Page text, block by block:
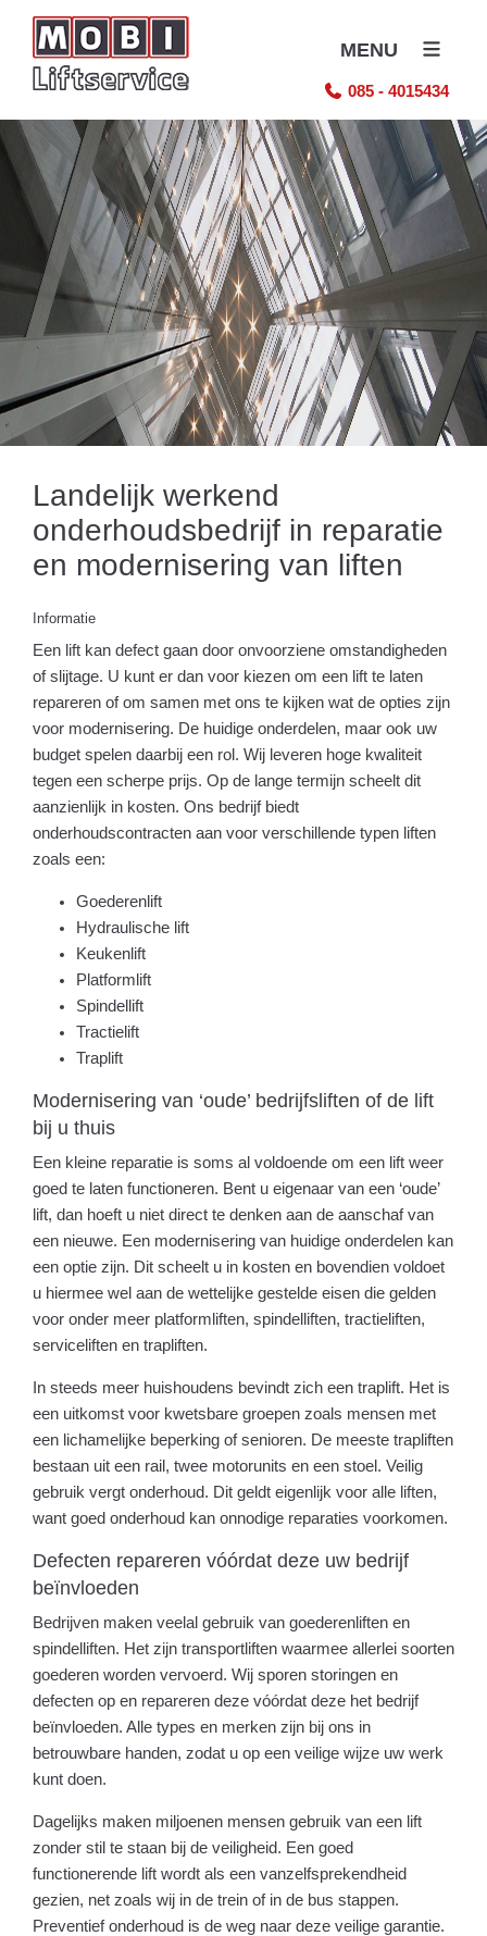
MENU
085 - 4015434
Landelijk werkend
onderhoudsbedrijf in reparatie
en modernisering van liften
Informatie
Een lift kan defect gaan door onvoorziene omstandigheden
of slijtage. U kunt er dan voor kiezen om een lift te laten
repareren of om samen met ons te kijken wat de opties zijn
voor modernisering. De huidige onderdelen, maar ook uw
budget spelen daarbij een rol. Wij leveren hoge kwaliteit
tegen een scherpe prijs. Op de lange termijn scheelt dit
aanzienlijk in kosten. Ons bedrijf biedt
onderhoudscontracten aan voor verschillende typen liften
zoals een:
Goederenlift
Hydraulische lift
Keukenlift
Platformlift
Spindellift
Tractielift
Traplift
Modernisering van ‘oude’ bedrijfsliften of de lift
bij u thuis
Een kleine reparatie is soms al voldoende om een lift weer
goed te laten functioneren. Bent u eigenaar van een ‘oude’
lift, dan hoeft u niet direct te denken aan de aanschaf van
een nieuwe. Een modernisering van huidige onderdelen kan
een optie zijn. Dit scheelt u in kosten en bovendien voldoet
u hiermee wel aan de wettelijke gestelde eisen die gelden
voor onder meer platformliften, spindelliften, tractieliften,
serviceliften en trapliften.
In steeds meer huishoudens bevindt zich een traplift. Het is
een uitkomst voor kwetsbare groepen zoals mensen met
een lichamelijke beperking of senioren. De meeste trapliften
bestaan uit een rail, twee motorunits en een stoel. Veilig
gebruik vergt onderhoud. Dit geldt eigenlijk voor alle liften,
want goed onderhoud kan onnodige reparaties voorkomen.
Defecten repareren vóórdat deze uw bedrijf
beïnvloeden
Bedrijven maken veelal gebruik van goederenliften en
spindelliften. Het zijn transportliften waarmee allerlei soorten
goederen worden vervoerd. Wij sporen storingen en
defecten op en repareren deze vóórdat deze het bedrijf
beïnvloeden. Alle types en merken zijn bij ons in
betrouwbare handen, zodat u op een veilige wijze uw werk
kunt doen.
Dagelijks maken miljoenen mensen gebruik van een lift
zonder stil te staan bij de veiligheid. Een goed
functionerende lift wordt als een vanzelfsprekendheid
gezien, net zoals wij in de trein of in de bus stappen.
Preventief onderhoud is de weg naar deze veilige garantie.